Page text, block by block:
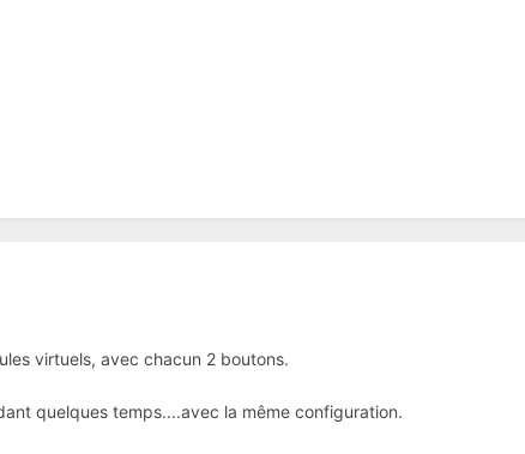
virtuels, avec chacun 2 boutons.
quelques temps....avec la même configuration.